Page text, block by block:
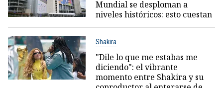
Mundial se desploman a
niveles históricos: esto cuestan
Shakira
"Dile lo que me estabas me
diciendo": el vibrante
momento entre Shakira y su